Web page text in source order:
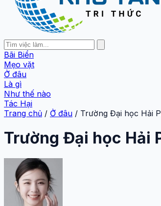
Bãi Biển
Mẹo vặt
Ở đâu
Là gì
Như thế nào
Tác Hại
Trang chủ / Ở đâu / Trường Đại học Hải
Trường Đại học Hải